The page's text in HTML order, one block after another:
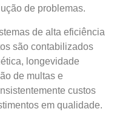
de problemas.
de alta eficiência
são contabilizados
longevidade
de multas e
custos
em qualidade.